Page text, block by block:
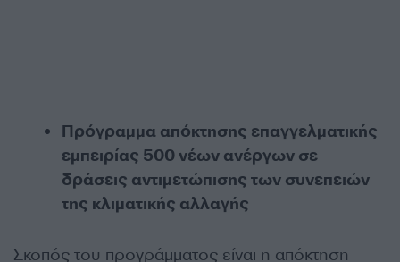
Πρόγραμμα απόκτησης επαγγελματικής
εμπειρίας 500 νέων ανέργων σε
δράσεις αντιμετώπισης των συνεπειών
της κλιματικής αλλαγής
Σκοπός του προγράμματος είναι η απόκτηση